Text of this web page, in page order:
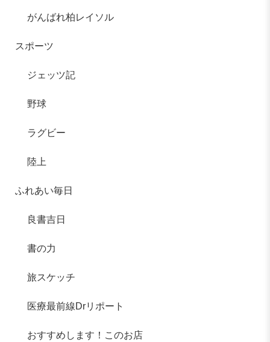
がんばれ柏レイソル
スポーツ
ジェッツ記
野球
ラグビー
陸上
ふれあい毎日
良書吉日
書の力
旅スケッチ
医療最前線Drリポート
おすすめします！このお店